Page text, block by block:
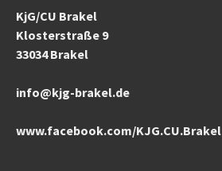
KjG/CU Brakel
Klosterstraße 9
33034 Brakel
info@kjg-brakel.de
www.facebook.com/KJG.CU.Brakel